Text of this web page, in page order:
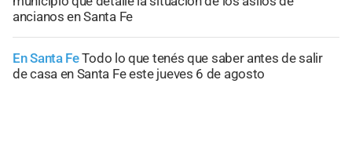
ancianos en Santa Fe
En Santa FeTodo lo que tenés que saber antes de salir
de casa en Santa Fe este jueves 6 de agosto